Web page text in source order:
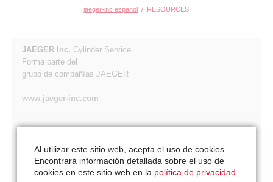
jaeger-inc espanol RESOURCES
JAEGER Inc. Cylinder Service
Forma parte del
grupo de compañías JAEGER
www.jaeger-inc.com
Vancouver, WA 98665, EE.UU.
Tel. +1 360 208 2744
Fax +1 360 576 6535
Al utilizar este sitio web, acepta el uso de cookies.
Encontrará información detallada sobre el uso de
cookies en este sitio web en la política de privacidad